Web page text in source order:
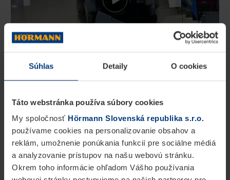
Súhlas Detaily O cookies
Táto webstránka používa súbory cookies
My spoločnosť Hörmann Slovenská republika s.r.o.
používame cookies na personalizovanie obsahov a
reklám, umožnenie ponúkania funkcií pre sociálne médiá
a analyzovanie prístupov na našu webovú stránku.
Okrem toho informácie ohľadom Vášho používania
Účinnosť mobilnej zábrany OktaBlock bola
skúšok.
Mobilná zábrana spĺňa normy nárazových skúšok
medzinárodných bezpečnostných noriem BSI
PAS68:2013 a IWA-14-1:2013. Pri predpísanej